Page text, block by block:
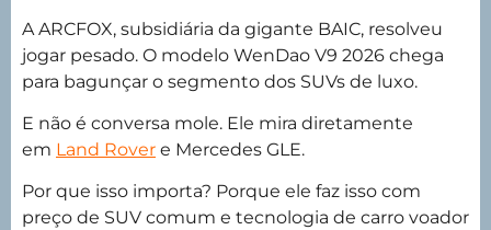
A ARCFOX, subsidiária da gigante BAIC, resolveu
jogar pesado. O modelo WenDao V9 2026 chega
para bagunçar o segmento dos SUVs de luxo.
E não é conversa mole. Ele mira diretamente
em Land Rover e Mercedes GLE.
Por que isso importa? Porque ele faz isso com
preço de SUV comum e tecnologia de carro voador